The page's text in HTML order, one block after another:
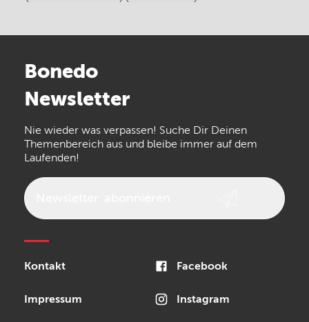
Arturia
the t.bone
Walrus Audio Epiphone
Bonedo
Newsletter
Nie wieder was verpassen! Suche Dir Deinen
Themenbereich aus und bleibe immer auf dem
Laufenden!
Kontakt
Impressum
Facebook
Instagram